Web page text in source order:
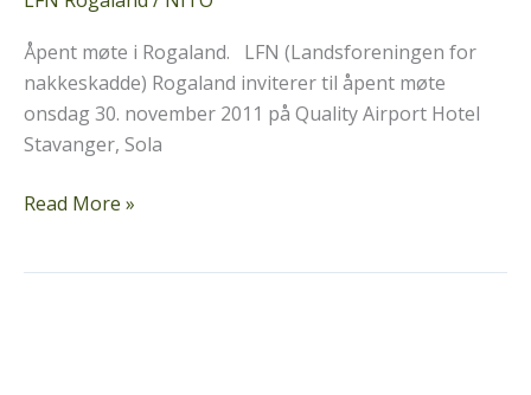
Åpent møte i Rogaland. LFN (Landsforeningen for
nakkeskadde) Rogaland inviterer til åpent møte
onsdag 30. november 2011 på Quality Airport Hotel
Stavanger, Sola
LFN
Read More »